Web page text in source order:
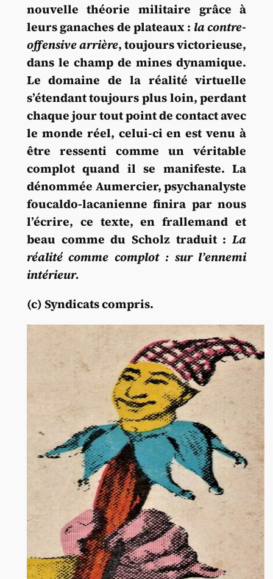
nouvelle théorie militaire grâce à
leurs ganaches de plateaux : la contre-
offensive arrière, toujours victorieuse,
dans le champ de mines dynamique.
Le domaine de la réalité virtuelle
s’étendant toujours plus loin, perdant
chaque jour tout point de contact avec
le monde réel, celui-ci en est venu à
être ressenti comme un véritable
complot quand il se manifeste. La
dénommée Aumercier, psychanalyste
foucaldo-lacanienne finira par nous
l’écrire, ce texte, en frallemand et
beau comme du Scholz traduit :La
réalité comme complot : sur l’ennemi
intérieur.
(c) Syndicats compris.